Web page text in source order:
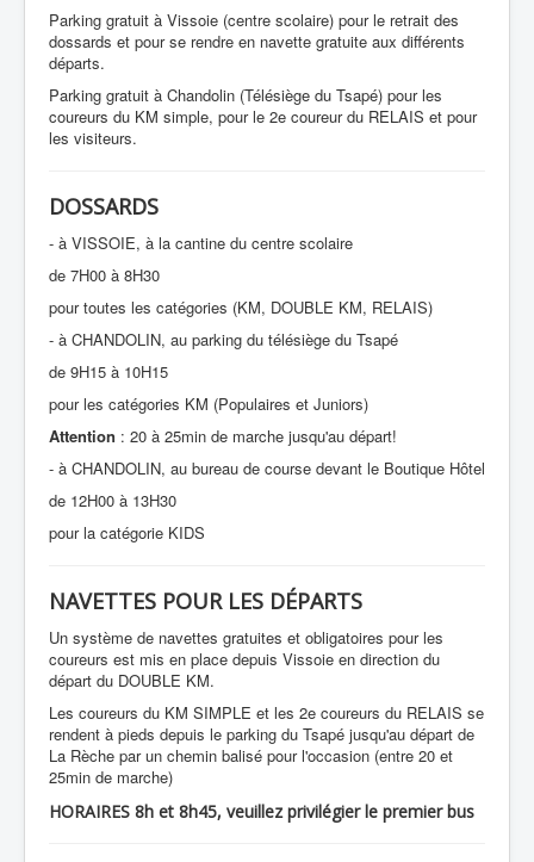
Parking gratuit à Vissoie (centre scolaire) pour le retrait des
dossards et pour se rendre en navette gratuite aux différents
départs.
Parking gratuit à Chandolin (Télésiège du Tsapé) pour les
coureurs du KM simple, pour le 2e coureur du RELAIS et pour
les visiteurs.
DOSSARDS
- à VISSOIE, à la cantine du centre scolaire
de 7H00 à 8H30
pour toutes les catégories (KM, DOUBLE KM, RELAIS)
- à CHANDOLIN, au parking du télésiège du Tsapé
de 9H15 à 10H15
pour les catégories KM (Populaires et Juniors)
Attention : 20 à 25min de marche jusqu'au départ!
- à CHANDOLIN, au bureau de course devant le Boutique Hôtel
de 12H00 à 13H30
pour la catégorie KIDS
NAVETTES POUR LES DÉPARTS
Un système de navettes gratuites et obligatoires pour les
coureurs est mis en place depuis Vissoie en direction du
départ du DOUBLE KM.
Les coureurs du KM SIMPLE et les 2e coureurs du RELAIS se
rendent à pieds depuis le parking du Tsapé jusqu'au départ de
La Rèche par un chemin balisé pour l'occasion (entre 20 et
25min de marche)
HORAIRES 8h et 8h45, veuillez privilégier le premier bus